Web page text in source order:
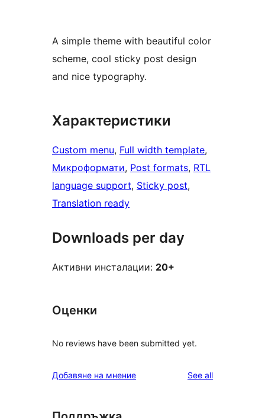
A simple theme with beautiful color
scheme, cool sticky post design
and nice typography.
Характеристики
Custom menu, Full width template
Микроформати, Post formats, RTL
language support, Sticky post
Translation ready
Downloads per day
Активни инсталации: 20+
Оценки
No reviews have been submitted yet.
Добавяне на мнение See allreviews